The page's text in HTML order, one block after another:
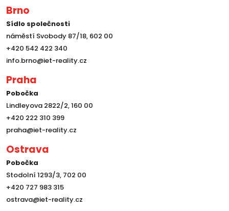
Brno
Sídlo společnosti
náměstí Svobody 87/18, 602 00
+420 542 422 340
info.brno@iet-reality.cz
Praha
Pobočka
Lindleyova 2822/2, 160 00
+420 222 310 399
praha@iet-reality.cz
Ostrava
Pobočka
Stodolní 1293/3, 702 00
+420 727 983 315
ostrava@iet-reality.cz